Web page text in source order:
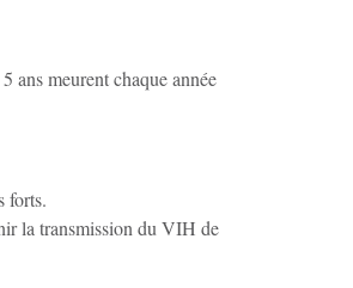
ans meurent chaque année
forts.
la transmission du VIH de